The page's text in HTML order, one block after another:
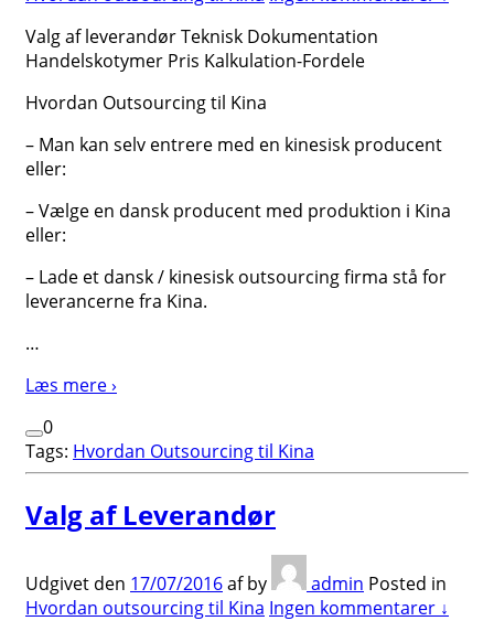
Valg af leverandør Teknisk Dokumentation
Handelskotymer Pris Kalkulation-Fordele
Hvordan Outsourcing til Kina
– Man kan selv entrere med en kinesisk producent
eller:
– Vælge en dansk producent med produktion i Kina
eller:
– Lade et dansk / kinesisk outsourcing firma stå for
leverancerne fra Kina.
…
Læs mere ›
0
Tags: Hvordan Outsourcing til Kina
Valg af Leverandør
Udgivet den 17/07/2016afby admin Posted in
Hvordan outsourcing til Kina Ingen kommentarer ↓